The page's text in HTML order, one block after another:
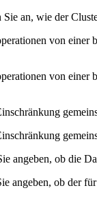
Sie an, wie der
von
von
angeben, ob die
angeben, ob der